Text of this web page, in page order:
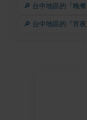
🔎 台中地區的『晚
🔎 台中地區的『宵